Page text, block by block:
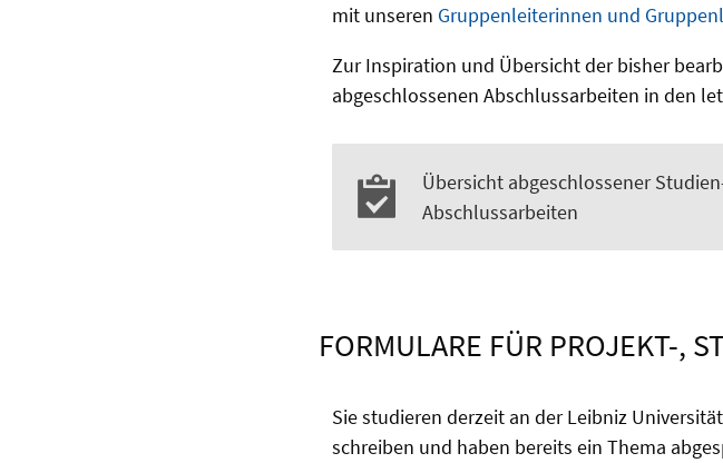
mit unseren Gruppenleiterinnen und
Zur Inspiration und Übersicht der bisher
abgeschlossenen Abschlussarbeiten in den
Übersicht abgeschlossener
Abschlussarbeiten
FORMULARE FÜR PROJEKT-,
Sie studieren derzeit an der Leibniz
schreiben und haben bereits ein Thema